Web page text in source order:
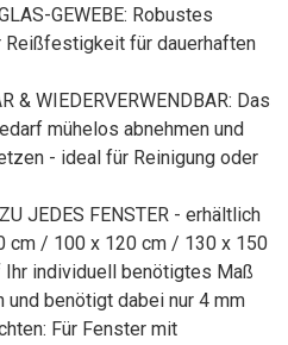
GEWEBE: Robustes
Reißfestigkeit für dauerhaften
& WIEDERVERWENDBAR: Das
mühelos abnehmen und
- ideal für Reinigung oder
JEDES FENSTER - erhältlich
cm / 100 x 120 cm / 130 x 150
Ihr individuell benötigtes Maß
benötigt dabei nur 4 mm
Für Fenster mit